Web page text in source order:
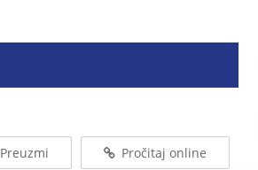
Preuzmi Pročitaj online